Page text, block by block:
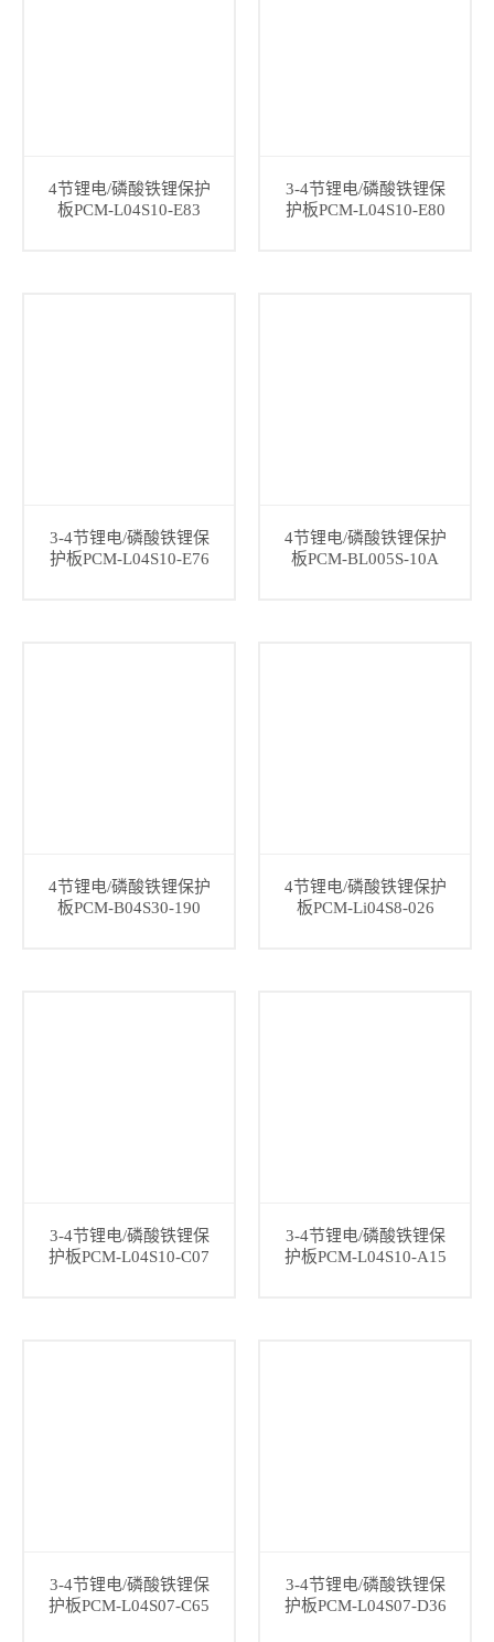
4节锂电/磷酸铁锂保护
板PCM-L04S10-E83
3-4节锂电/磷酸铁锂保
护板PCM-L04S10-E80
3-4节锂电/磷酸铁锂保
护板PCM-L04S10-E76
4节锂电/磷酸铁锂保护
板PCM-BL005S-10A
4节锂电/磷酸铁锂保护
板PCM-B04S30-190
4节锂电/磷酸铁锂保护
板PCM-Li04S8-026
3-4节锂电/磷酸铁锂保
护板PCM-L04S10-C07
3-4节锂电/磷酸铁锂保
护板PCM-L04S10-A15
3-4节锂电/磷酸铁锂保
护板PCM-L04S07-C65
3-4节锂电/磷酸铁锂保
护板PCM-L04S07-D36